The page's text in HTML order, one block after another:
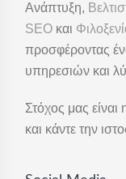
Στήλη
Ανάπτυξη,
SEO και
προσφέροντας
υπηρεσιών και
Στόχος μας είναι
και κάντε την